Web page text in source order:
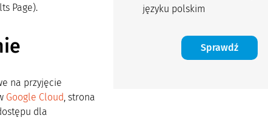
Page).
na przyjęcie
Google Cloud, strona
dla
języku polskim
Sprawdź